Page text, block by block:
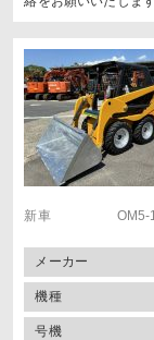
新車 OM5-
メーカー
機種
号機